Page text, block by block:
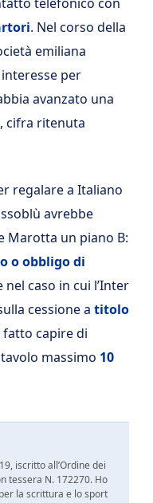
. Nel corso della
emiliana
per
avanzato una
, cifra ritenuta
regalare a Italiano
avrebbe
Marotta un piano B:
o obbligo di
nel caso in cui l’Inter
cessione a titolo
fatto capire di
massimo 10
iscritto all’Ordine dei
tessera N. 172270. Ho
la scrittura e lo sport